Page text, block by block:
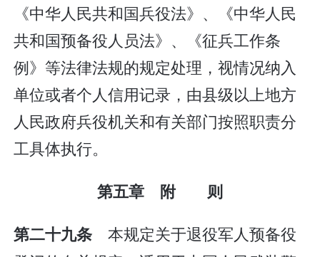
《中华人民共和国兵役法》、《中华人民
共和国预备役人员法》、《征兵工作条
例》等法律法规的规定处理，视情况纳入
单位或者个人信用记录，由县级以上地方
人民政府兵役机关和有关部门按照职责分
工具体执行。
第五章 附 则
第二十九条 本规定关于退役军人预备役